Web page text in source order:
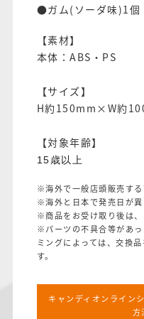
●ガム(ソーダ味)1個
【素材】
本体：ABS・PS
【サイズ】
H約150mm×W約
【対象年齢】
15歳以上
※海外で一般店頭販売する
※海外と日本で発売日が異
※商品をお受け取り後は、
※パーツの不具合等があ
ミングによっては、交換
す。
キャンディオンライン
方